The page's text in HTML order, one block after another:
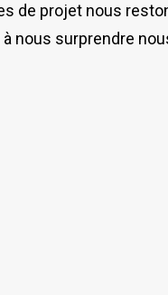
de projet nous
nous surprendre